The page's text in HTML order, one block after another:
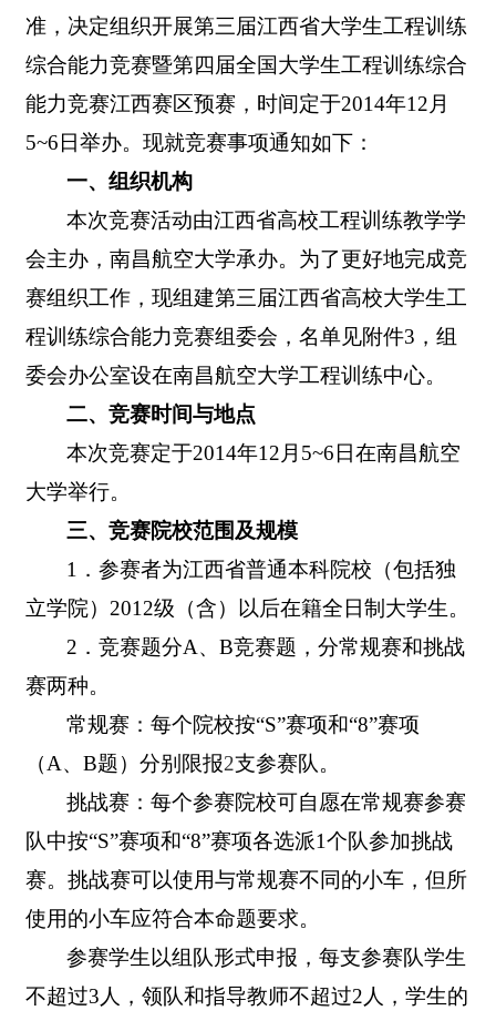
准，决定组织开展第三届江西省大学生工程训练
综合能力竞赛暨第四届全国大学生工程训练综合
能力竞赛江西赛区预赛，时间定于2014年12 月
5~6日举办。现就竞赛事项通知如下：
一、组织机构
本次竞赛活动由江西省高校工程训练教学学
会主办，南昌航空大学承办。为了更好地完成竞
赛组织工作，现组建第三届江西省高校大学生工
程训练综合能力竞赛组委会，名单见附件3 ，组
委会办公室设在南昌航空大学工程训练中心。
二、竞赛时间与地点
本次竞赛定于2014年12 月 5~6日在南昌航空
大学举行。
三、竞赛院校范围及规模
1 ．参赛者为江西省普通本科院校（包括独
立学院） 2012级（含）以后在籍全日制大学生。
2 ．竞赛题分A、B竞赛题，分常规赛和挑战
赛两种。
常规赛：每个院校按“S”赛项和“8”赛项
（A、 B题）分别限报2支参赛队。
挑战赛：每个参赛院校可自愿在常规赛参赛
队中按“S”赛项和“8”赛项各选派1个队参加挑战
赛。挑战赛可以使用与常规赛不同的小车，但所
使用的小车应符合本命题要求。
参赛学生以组队形式申报，每支参赛队学生
不超过3 人，领队和指导教师不超过2 人，学生的